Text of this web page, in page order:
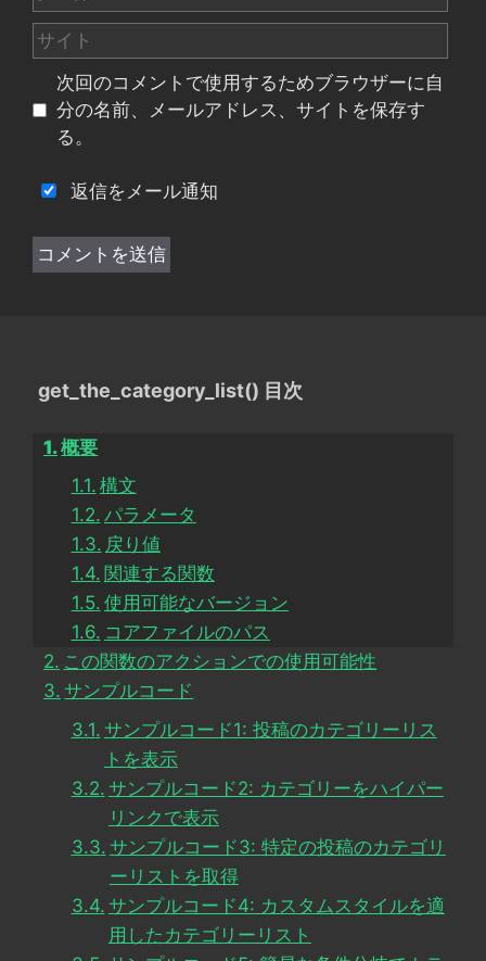
ー
ル
サ
イ
次回のコメントで使用するためブラウザーに自
分の名前、メールアドレス、サイトを保存す
る。
返信をメール通知
get_the_category_list() 目次
概要
構文
パラメータ
戻り値
関連する関数
使用可能なバージョン
コアファイルのパス
この関数のアクションでの使用可能性
サンプルコード
サンプルコード1: 投稿のカテゴリーリス
トを表示
サンプルコード2: カテゴリーをハイパー
リンクで表示
サンプルコード3: 特定の投稿のカテゴリ
ーリストを取得
サンプルコード4: カスタムスタイルを適
用したカテゴリーリスト